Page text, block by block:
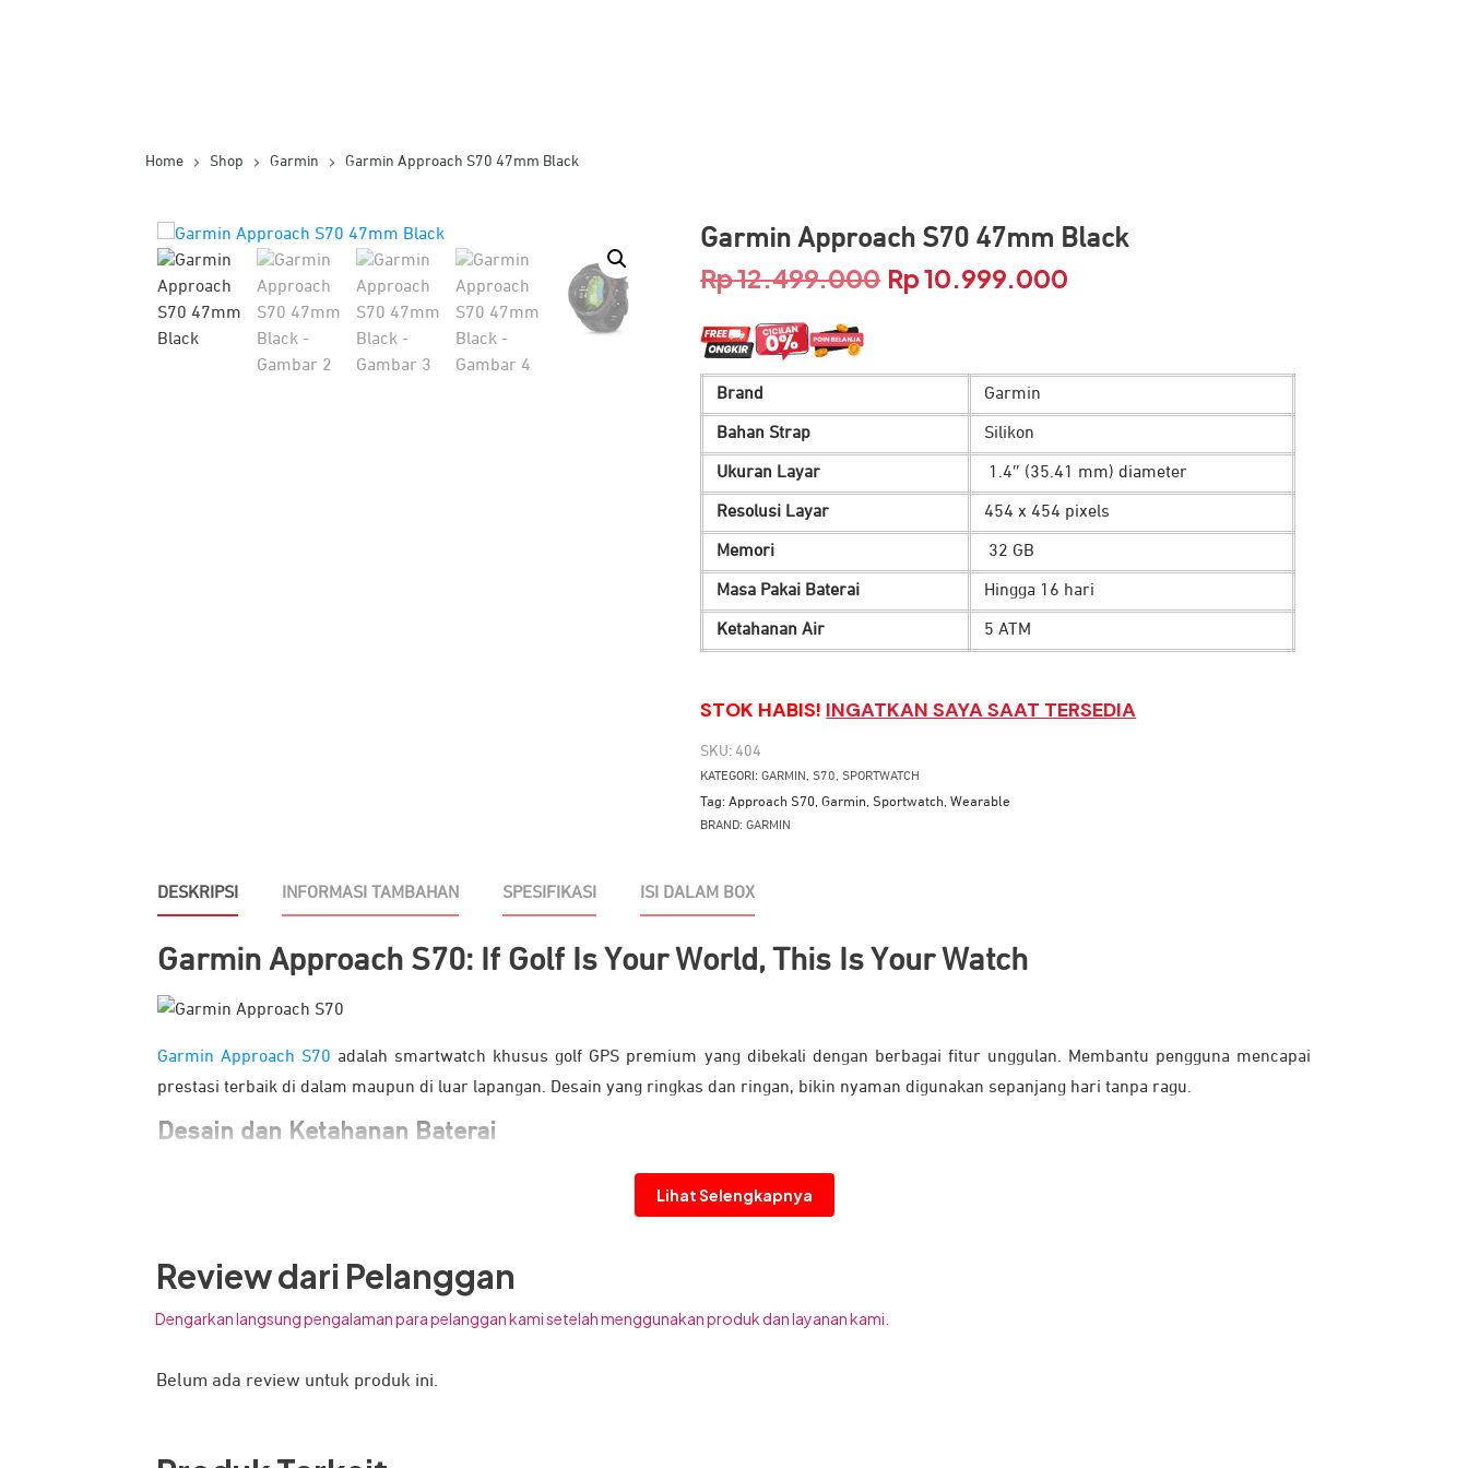
Home Shop Garmin Garmin Approach S70 47mm Black
Garmin Approach S70 47mm Black
Rp12.499.000 Harga
Rp 12.499.000.
Rp10.999.000
adalah:
Rp 10.999.000.
Brand Garmin
Bahan Strap Silikon
Ukuran Layar 1.4″ (35.41 mm) diameter
Resolusi Layar 454 x 454 pixels
Memori 32 GB
Masa Pakai Baterai Hingga 16 hari
Ketahanan Air 5 ATM
STOK HABIS! INGATKAN SAYA SAAT TERSEDIA
SKU:404
KATEGORI:GARMIN,S70,SPORTWATCH
Tag:Approach S70 ,Garmin ,Sportwatch ,Wearable
BRAND:GARMIN
DESKRIPSI INFORMASI TAMBAHAN SPESIFIKASI ISI DALAM BOX
Garmin Approach S70: If Golf Is Your World, This Is Your Watch
Garmin Approach S70 adalah smartwatch khusus golf GPS premium yang dibekali dengan berbagai fitur unggulan. Membantu pengguna mencapai
prestasi terbaik di dalam maupun di luar lapangan. Desain yang ringkas dan ringan, bikin nyaman digunakan sepanjang hari tanpa ragu.
Desain dan Ketahanan Baterai
Lihat Selengkapnya
Review dari Pelanggan
Dengarkan langsung pengalaman para pelanggan kami setelah menggunakan produk dan layanan kami.
Belum ada review untuk produk ini.